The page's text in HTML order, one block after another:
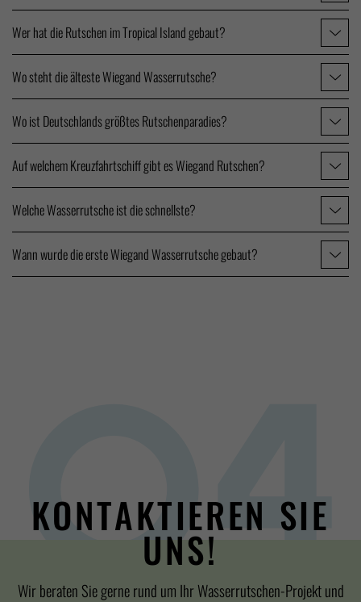
Wer hat die Rutschen im Tropical Island gebaut?
Wo steht die älteste Wiegand Wasserrutsche?
Wo ist Deutschlands größtes Rutschenparadies?
Auf welchem Kreuzfahrtschiff gibt es Wiegand Rutschen?
Welche Wasserrutsche ist die schnellste?
Wann wurde die erste Wiegand Wasserrutsche gebaut?
KONTAKTIEREN SIE
UNS!
Wir beraten Sie gerne rund um Ihr Wasserrutschen-Projekt und